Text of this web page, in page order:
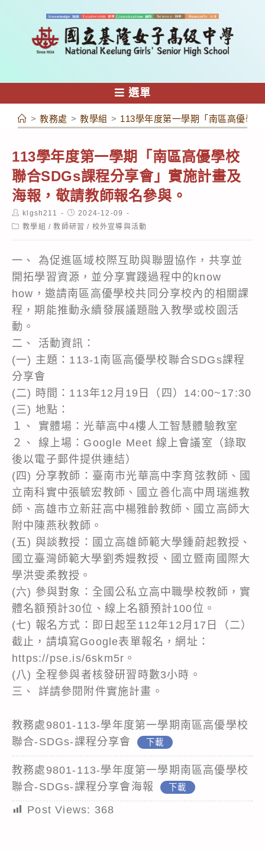
容
選單
> 教務處 > 教學組 > 113學年度第一學期「南區高優學
113學年度第一學期「南區高優學校
聯合SDGs課程分享會」實施計畫及
海報，敬請教師報名參與。
Post
author:
klgsh211
Post
published:
2024-12-09
Post教學組 / 教師研習 / 校外宣導與活動
一、 為促進區域校際互助與聯盟協作，共享並
開拓學習資源，並分享實踐過程中的know
how，邀請南區高優學校共同分享校內的相關課
程，期能推動永續發展議題融入教學或校園活
動。
二、 活動資訊：
(一) 主題：113-1南區高優學校聯合SDGs課程
分享會
(二) 時間：113年12月19日（四）14:00~17:30
(三) 地點：
１、 實體場：光華高中4樓人工智慧體驗教室
２、 線上場：Google Meet 線上會議室（錄取
後以電子郵件提供連結）
(四) 分享教師：臺南市光華高中李育弦教師、國
立南科實中張毓宏教師、國立善化高中周瑞進教
師、高雄市立新莊高中楊雅齡教師、國立高師大
附中陳燕秋教師。
(五) 與談教授：國立高雄師範大學鍾蔚起教授、
國立臺灣師範大學劉秀嫚教授、國立暨南國際大
學洪雯柔教授。
(六) 參與對象：全國公私立高中職學校教師，實
體名額預計30位、線上名額預計100位。
(七) 報名方式：即日起至112年12月17日（二）
截止，請填寫Google表單報名，網址：
https://pse.is/6skm5r。
(八) 全程參與者核發研習時數3小時。
三、 詳請參閱附件實施計畫。
教務處9801-113-學年度第一學期南區高優學校
聯合-SDGs-課程分享會
下載
教務處9801-113-學年度第一學期南區高優學校
聯合-SDGs-課程分享會海報
下載
Post Views: 368